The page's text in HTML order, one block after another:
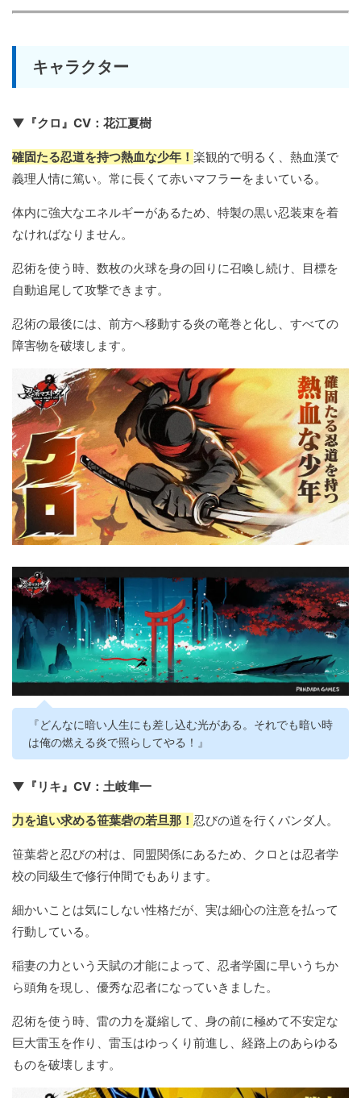
キャラクター
▼『クロ』CV：花江夏樹
確固たる忍道を持つ熱血な少年！ 楽観的で明るく、熱血漢で
義理人情に篤い。常に長くて赤いマフラーをまいている。
体内に強大なエネルギーがあるため、特製の黒い忍装束を着
なければなりません。
忍術を使う時、数枚の火球を身の回りに召喚し続け、目標を
自動追尾して攻撃できます。
忍術の最後には、前方へ移動する炎の竜巻と化し、すべての
障害物を破壊します。
『どんなに暗い人生にも差し込む光がある。それでも暗い時
は俺の燃える炎で照らしてやる！』
▼『リキ』CV：土岐隼一
力を追い求める笹葉砦の若旦那！ 忍びの道を行くパンダ人。
笹葉砦と忍びの村は、同盟関係にあるため、クロとは忍者学
校の同級生で修行仲間でもあります。
細かいことは気にしない性格だが、実は細心の注意を払って
行動している。
稲妻の力という天賦の才能によって、忍者学園に早いうちか
ら頭角を現し、優秀な忍者になっていきました。
忍術を使う時、雷の力を凝縮して、身の前に極めて不安定な
巨大雷玉を作り、雷玉はゆっくり前進し、経路上のあらゆる
ものを破壊します。